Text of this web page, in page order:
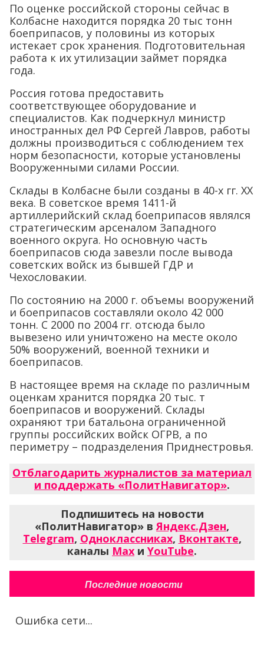
По оценке российской стороны сейчас в
Колбасне находится порядка 20 тыс тонн
боеприпасов, у половины из которых
истекает срок хранения. Подготовительная
работа к их утилизации займет порядка
года.
Россия готова предоставить
соответствующее оборудование и
специалистов. Как подчеркнул министр
иностранных дел РФ Сергей Лавров, работы
должны производиться с соблюдением тех
норм безопасности, которые установлены
Вооруженными силами России.
Склады в Колбасне были созданы в 40-х гг. ХХ
века. В советское время 1411-й
артиллерийский склад боеприпасов являлся
стратегическим арсеналом Западного
военного округа. Но основную часть
боеприпасов сюда завезли после вывода
советских войск из бывшей ГДР и
Чехословакии.
По состоянию на 2000 г. объемы вооружений
и боеприпасов составляли около 42 000
тонн. С 2000 по 2004 гг. отсюда было
вывезено или уничтожено на месте около
50% вооружений, военной техники и
боеприпасов.
В настоящее время на складе по различным
оценкам хранится порядка 20 тыс. т
боеприпасов и вооружений. Склады
охраняют три батальона ограниченной
группы российских войск ОГРВ, а по
периметру – подразделения Приднестровья.
Отблагодарить журналистов за материал
и поддержать «ПолитНавигатор».
Подпишитесь на новости
«ПолитНавигатор» в Яндекс.Дзен,
Telegram, Одноклассниках, Вконтакте,
каналы Max и YouTube.
Последние новости
Ошибка сети...